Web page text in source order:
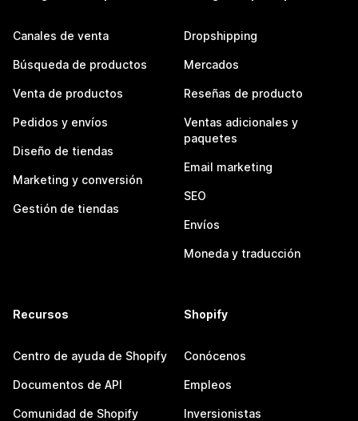
Canales de venta
Búsqueda de productos
Venta de productos
Pedidos y envíos
Diseño de tiendas
Marketing y conversión
Gestión de tiendas
Dropshipping
Mercados
Reseñas de producto
Ventas adicionales y
paquetes
Email marketing
SEO
Envíos
Moneda y traducción
Recursos
Centro de ayuda de Shopify
Documentos de API
Comunidad de Shopify
Shopify
Conócenos
Empleos
Inversionistas